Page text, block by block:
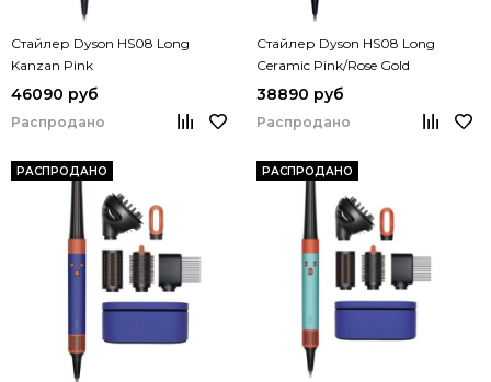
Стайлер Dyson HS08 Long
Kanzan Pink
46090 руб
Распродано
Стайлер Dyson HS08 Long
Ceramic Pink/Rose Gold
38890 руб
Распродано
РАСПРОДАНО РАСПРОДАНО